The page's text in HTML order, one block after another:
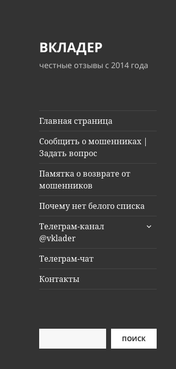
ВКЛАДЕР
честные отзывы с 2014 года
Главная страница
Сообщить о мошенниках |
Задать вопрос
Памятка о возврате от
мошенников
Почему нет белого списка
Телеграм-канал
@vklader
раскрыть
Телеграм-чат
Контакты
ПОИСК